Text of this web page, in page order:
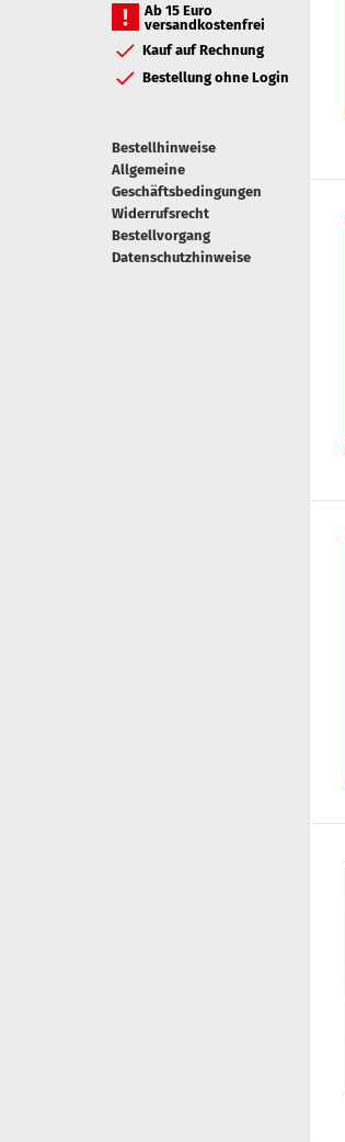
Ab 15 Euro
versandkostenfrei
Kauf auf Rechnung
Bestellung ohne Login
Bestellhinweise
Allgemeine
Geschäftsbedingungen
Widerrufsrecht
Bestellvorgang
Datenschutzhinweise